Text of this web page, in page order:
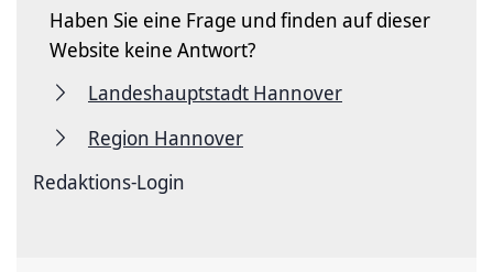
Haben Sie eine Frage und finden auf dieser
Website keine Antwort?
Landeshauptstadt Hannover
Region Hannover
Redaktions-Login